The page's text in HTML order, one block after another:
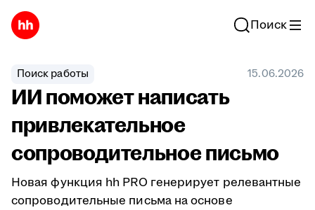
Поиск
Поиск работы 15.06.2026
ИИ поможет написать
привлекательное
сопроводительное письмо
Новая функция hh PRO генерирует релевантные
сопроводительные письма на основе